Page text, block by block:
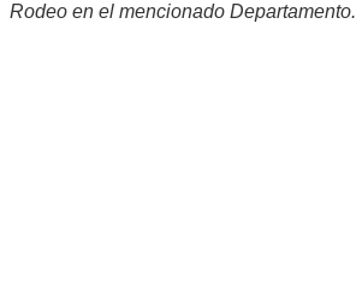
Rodeo en el mencionado Departamento.